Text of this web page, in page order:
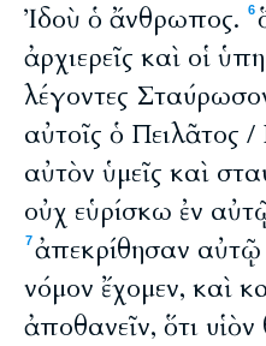
Ἰδοὺ ὁ ἄνθρωπος.
6
ἀρχιερεῖς καὶ οἱ
λέγοντες
αὐτοῖς ὁ Πειλᾶτος
αὐτὸν ὑμεῖς καὶ
οὐχ εὑρίσκω ἐν
7ἀπεκρίθησαν αὐτῷ
νόμον ἔχομεν, καὶ
ἀποθανεῖν, ὅτι